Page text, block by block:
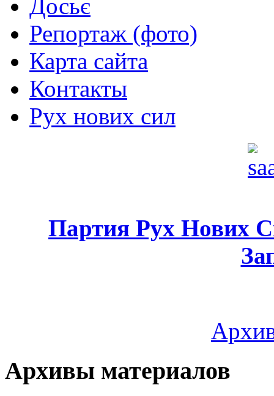
Досьє
Репортаж (фото)
Карта сайта
Контакты
Рух нових сил
Партия Рух Нових
Архивы материалов